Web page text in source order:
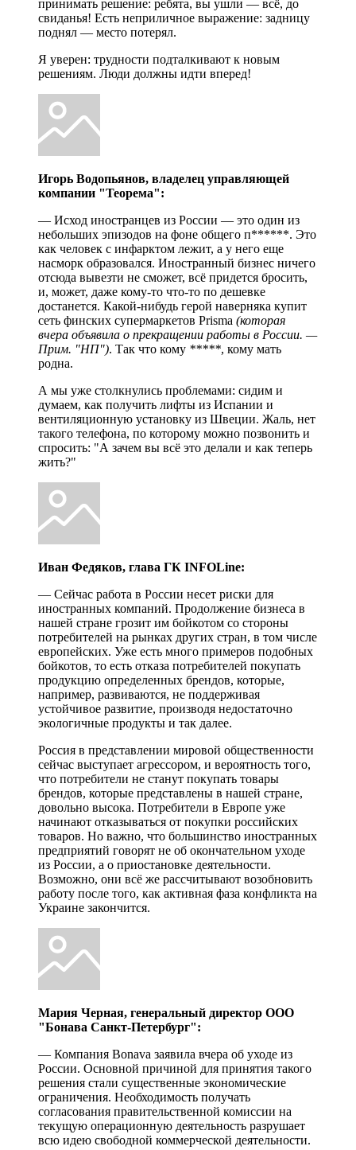
принимать решение: ребята, вы ушли — всё, до
свиданья! Есть неприличное выражение: задницу
поднял — место потерял.
Я уверен: трудности подталкивают к новым
решениям. Люди должны идти вперед!
Игорь Водопьянов, владелец управляющей
компании "Теорема":
— Исход иностранцев из России — это один из
небольших эпизодов на фоне общего п******. Это
как человек с инфарктом лежит, а у него еще
насморк образовался. Иностранный бизнес ничего
отсюда вывезти не сможет, всё придется бросить,
и, может, даже кому-то что-то по дешевке
достанется. Какой-нибудь герой наверняка купит
сеть финских супермаркетов Prisma (которая
вчера объявила о прекращении работы в России. —
Прим. "НП"). Так что кому *****, кому мать
родна.
А мы уже столкнулись проблемами: сидим и
думаем, как получить лифты из Испании и
вентиляционную установку из Швеции. Жаль, нет
такого телефона, по которому можно позвонить и
спросить: "А зачем вы всё это делали и как теперь
жить?"
Иван Федяков, глава ГК INFOLine:
— Сейчас работа в России несет риски для
иностранных компаний. Продолжение бизнеса в
нашей стране грозит им бойкотом со стороны
потребителей на рынках других стран, в том числе
европейских. Уже есть много примеров подобных
бойкотов, то есть отказа потребителей покупать
продукцию определенных брендов, которые,
например, развиваются, не поддерживая
устойчивое развитие, производя недостаточно
экологичные продукты и так далее.
Россия в представлении мировой общественности
сейчас выступает агрессором, и вероятность того,
что потребители не станут покупать товары
брендов, которые представлены в нашей стране,
довольно высока. Потребители в Европе уже
начинают отказываться от покупки российских
товаров. Но важно, что большинство иностранных
предприятий говорят не об окончательном уходе
из России, а о приостановке деятельности.
Возможно, они всё же рассчитывают возобновить
работу после того, как активная фаза конфликта на
Украине закончится.
Мария Черная, генеральный директор ООО
"Бонава Санкт-Петербург":
— Компания Bonava заявила вчера об уходе из
России. Основной причиной для принятия такого
решения стали существенные экономические
ограничения. Необходимость получать
согласования правительственной комиссии на
текущую операционную деятельность разрушает
всю идею свободной коммерческой деятельности.